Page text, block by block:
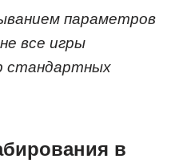
параметров
все игры
стандартных
в